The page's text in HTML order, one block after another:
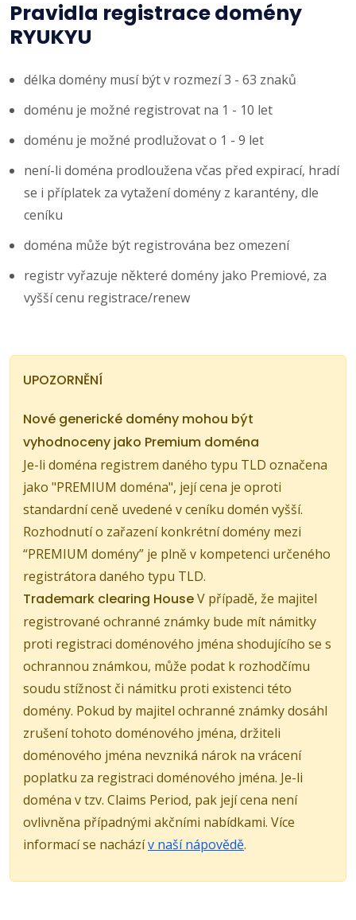
Pravidla registrace domény
RYUKYU
délka domény musí být v rozmezí 3 - 63 znaků
doménu je možné registrovat na 1 - 10 let
doménu je možné prodlužovat o 1 - 9 let
není-li doména prodloužena včas před expirací, hradí
se i příplatek za vytažení domény z karantény, dle
ceníku
doména může být registrována bez omezení
registr vyřazuje některé domény jako Premiové, za
vyšší cenu registrace/renew
UPOZORNĚNÍ
Nové generické domény mohou být
vyhodnoceny jako Premium doména
Je-li doména registrem daného typu TLD označena
jako "PREMIUM doména", její cena je oproti
standardní ceně uvedené v ceníku domén vyšší.
Rozhodnutí o zařazení konkrétní domény mezi
“PREMIUM domény” je plně v kompetenci určeného
registrátora daného typu TLD.
Trademark clearing HouseV případě, že majitel
registrované ochranné známky bude mít námitky
proti registraci doménového jména shodujícího se s
ochrannou známkou, může podat k rozhodčímu
soudu stížnost či námitku proti existenci této
domény. Pokud by majitel ochranné známky dosáhl
zrušení tohoto doménového jména, držiteli
doménového jména nevzniká nárok na vrácení
poplatku za registraci doménového jména. Je-li
doména v tzv. Claims Period, pak její cena není
ovlivněna případnými akčními nabídkami. Více
informací se nacházív naší nápovědě.